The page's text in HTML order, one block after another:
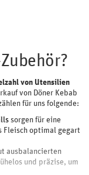
von Utensilien
von Döner Kebab
für uns folgende:
sorgen für eine
Fleisch optimal gegart
ausbalancierten
und präzise, um